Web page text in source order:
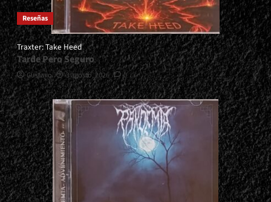
Reseñas
Traxter: Take Heed
Tarde Pero Seguro
Gustavo 3 agosto, 2026 0